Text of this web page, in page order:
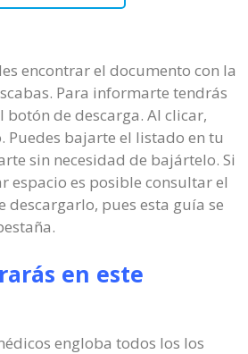
encontrar el documento con la
Para informarte tendrás
botón de descarga. Al clicar,
Puedes bajarte el listado en tu
sin necesidad de bajártelo. Si
espacio es posible consultar el
descargarlo, pues esta guía se
en este
engloba todos los los